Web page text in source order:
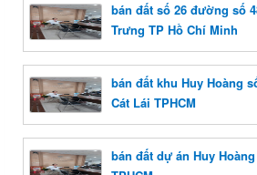
bán đất số 26 đường số
Trưng TP Hồ Chí Minh
bán đất khu Huy Hoàng
Cát Lái TPHCM
bán đất dự án Huy